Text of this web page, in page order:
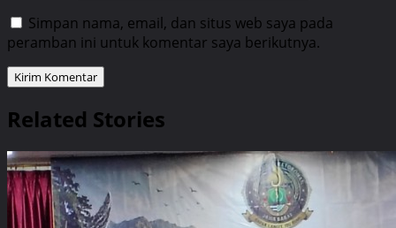
Simpan nama, email, dan situs web saya pada
peramban ini untuk komentar saya berikutnya.
Related Stories